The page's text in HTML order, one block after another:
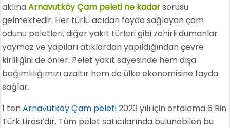
aklınaArnavutköy Çam peleti ne kadarsorusu
gelmektedir. Her türlü acıdan fayda sağlayan çam
odunu peletleri, diğer yakıt türleri gibi zehirli dumanlar
yaymaz ve yapıları atıklardan yapıldığından çevre
kirliliğini de önler. Pelet yakıt sayesinde hem dışa
bağımlılığımızı azaltır hem de ülke ekonomisine fayda
sağlar.
1 tonArnavutköy Çam peleti2023 yılı için ortalama 6 Bin
Türk Lirası’dır. Tüm pelet satıcılarında bulunabilen bu